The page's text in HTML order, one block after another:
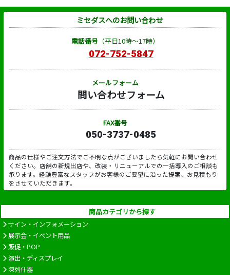
ミセダスへのお問い合わせ
電話番号（平日10時～17時）
072-752-5847
メールフォーム
問い合わせフォーム
FAX番号
050-3737-0485
商品の仕様やご注文方法でご不明な点がございましたら気軽にお問い合わせ
ください。店舗の新規出店や、改装・リニューアルでの一括導入のご相談も
承ります。経験豊富なスタッフがお客様のご要望に沿った提案、お見積もり
をさせていただきます。
商品カテゴリから探す
サイン・インフォメーション
展示会・イベント用品
販促・POP
演出・ディスプレイ
陳列什器